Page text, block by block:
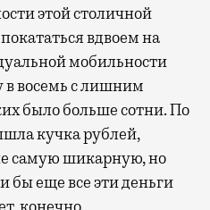
этой столичной
вдвоем на
мобильности
восемь с лишним
было больше сотни. По
кучка рублей,
самую шикарную, но
бы еще все эти деньги